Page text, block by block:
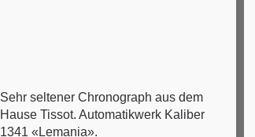
Sehr seltener Chronograph aus dem
Hause Tissot. Automatikwerk Kaliber
1341 «Lemania».